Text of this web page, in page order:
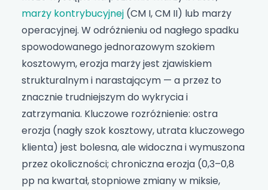
marży kontrybucyjnej (CM I, CM II) lub marży
operacyjnej. W odróżnieniu od nagłego spadku
spowodowanego jednorazowym szokiem
kosztowym, erozja marży jest zjawiskiem
strukturalnym i narastającym — a przez to
znacznie trudniejszym do wykrycia i
zatrzymania. Kluczowe rozróżnienie: ostra
erozja (nagły szok kosztowy, utrata kluczowego
klienta) jest bolesna, ale widoczna i wymuszona
przez okoliczności; chroniczna erozja (0,3–0,8
pp na kwartał, stopniowe zmiany w miksie,